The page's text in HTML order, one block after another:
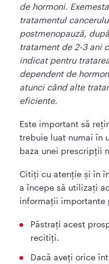
de hormoni.
tratamentul
postmenopauză,
tratament de 2-3 ani
indicat pentru
dependent de
atunci când alte
eficiente.
Este important să
trebuie luat numai în
baza unei prescripții
Citiți cu atenție și în
a începe să utilizați
informații importante
Păstrați acest
recitiți.
Dacă aveți orice